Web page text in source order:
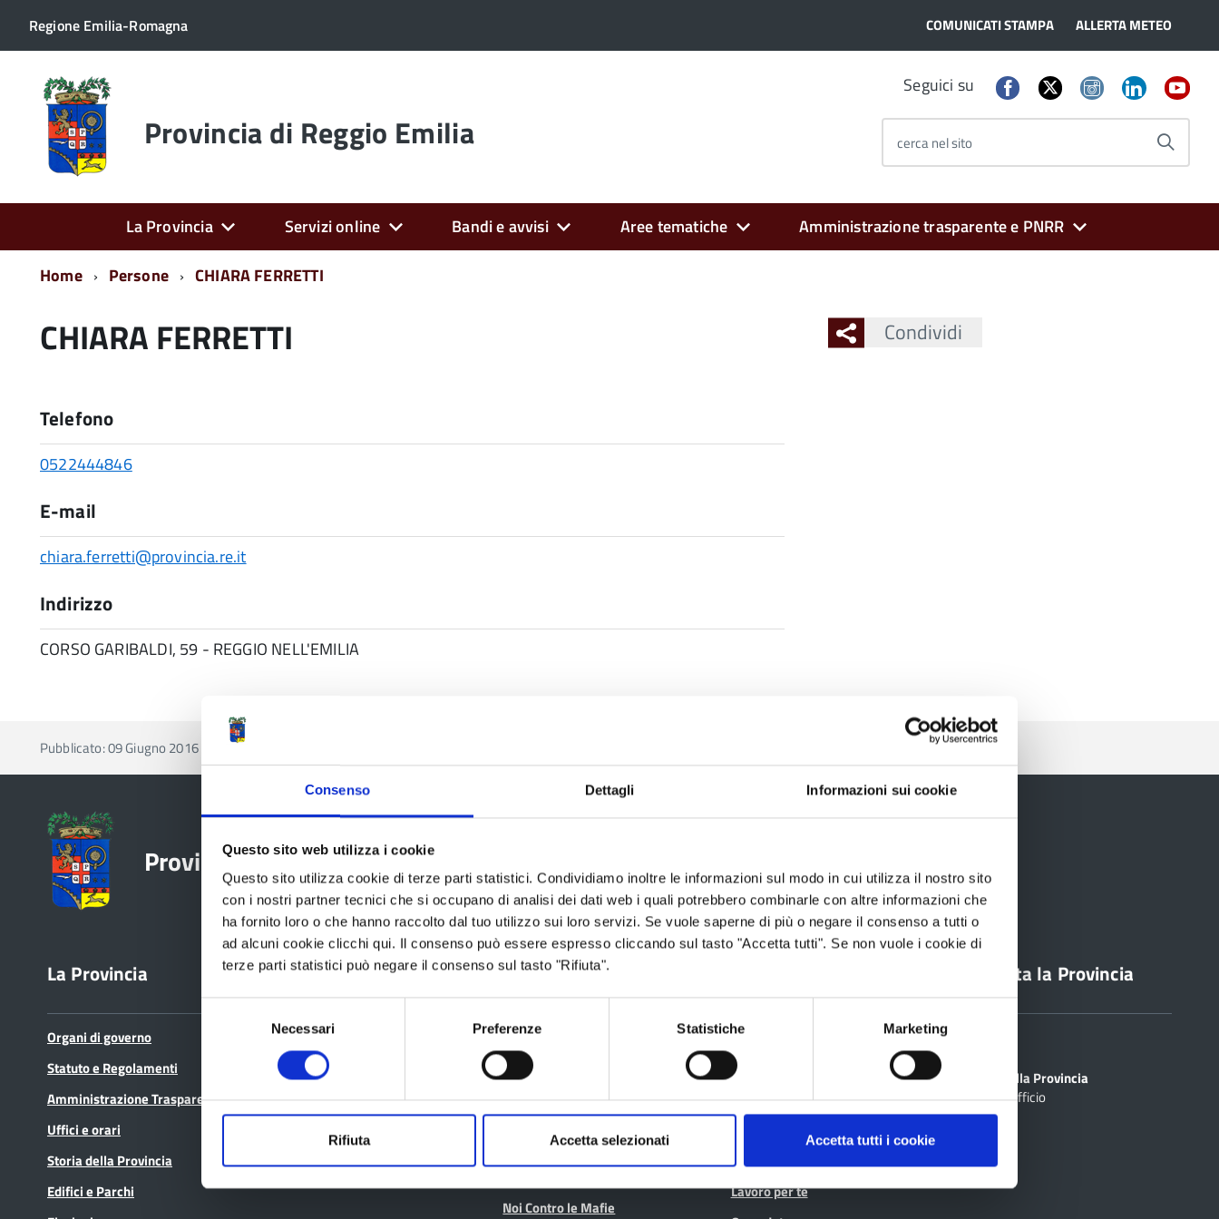
Consenso Dettagli Informazioni sui cookie
Questo sito web utilizza i cookie
Questo sito utilizza cookie di terze parti statistici. Condividiamo inoltre le informazioni sul modo in cui utilizza il nostro sito
con i nostri partner tecnici che si occupano di analisi dei dati web i quali potrebbero combinarle con altre informazioni che
ha fornito loro o che hanno raccolto dal tuo utilizzo sui loro servizi. Se vuole saperne di più o negare il consenso a tutti o
ad alcuni cookie clicchi qui. Il consenso può essere espresso cliccando sul tasto "Accetta tutti". Se non vuole i cookie di
terze parti statistici può negare il consenso sul tasto "Rifiuta".
Necessari Preferenze Statistiche Marketing
Rifiuta Accetta selezionati Accetta tutti i cookie
Regione Emilia-Romagna COMUNICATI STAMPA ALLERTA METEO
Torna
alla
home
page Provincia di Reggio Emilia
Seguici su
cerca nel sito
La Provincia Servizi online Bandi e avvisi Aree tematiche
Amministrazione trasparente e PNRR
Home
Persone CHIARA FERRETTI
CHIARA FERRETTI
Telefono
0522444846
E-mail
chiara.ferretti@provincia.re.it
Indirizzo
CORSO GARIBALDI, 59 - REGGIO NELL'EMILIA
Condividi
Pubblicato: 09 Giugno 2016 —
Provincia di Reggio Emilia
La Provincia
Organi di governo
Statuto e Regolamenti
Amministrazione Trasparente
Uffici e orari
Storia della Provincia
Edifici e Parchi
Bandi e avvisi
Bandi di gara
Avvisi pubblici
Concorsi e selezioni
In scadenza
Aree tematiche
Archivio
Bilancio
Conferenza Territoriale Sociale e
Sanitaria (CTSS)
Infrastrutture, mobilità e trasporti
Noi Contro le Mafie
Albo fornitori
Albo pretorio
Consiglio Provinciale Online
Consulta gli atti
Geoportale cartografico
Lavoro per te
Contatta la Provincia
Scrivi alla Provincia
Cerca Ufficio